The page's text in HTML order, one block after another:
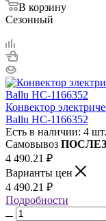
В корзину
Сезонный
Конвектор
Ballu НС-1166352
Есть в наличии: 4 шт.
Самовывоз
4 490.21 ₽
Варианты цен
4 490.21 ₽
Подробности